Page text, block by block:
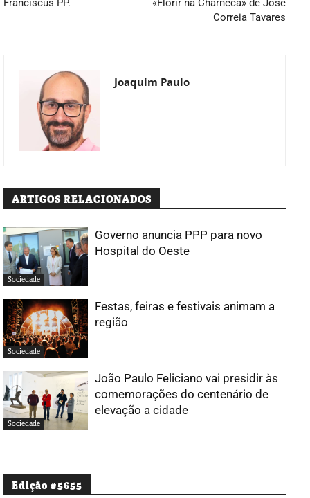
Franciscus PP.
«Florir na Charneca» de José
Correia Tavares
Joaquim Paulo
ARTIGOS RELACIONADOS
Sociedade
Governo anuncia PPP para novo
Hospital do Oeste
Sociedade
Festas, feiras e festivais animam a
região
Sociedade
João Paulo Feliciano vai presidir às
comemorações do centenário de
elevação a cidade
Edição #5655